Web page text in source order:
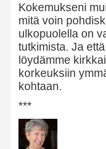
Kokemukseni
mitä voin
ulkopuolella on
tutkimista. Ja
löydämme
korkeuksiin
kohtaan.
***